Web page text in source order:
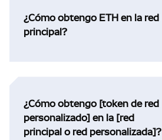
¿Cómo obtengo ETH en la red
principal?
¿Cómo obtengo [token de red
personalizado] en la [red
principal o red personalizada]?